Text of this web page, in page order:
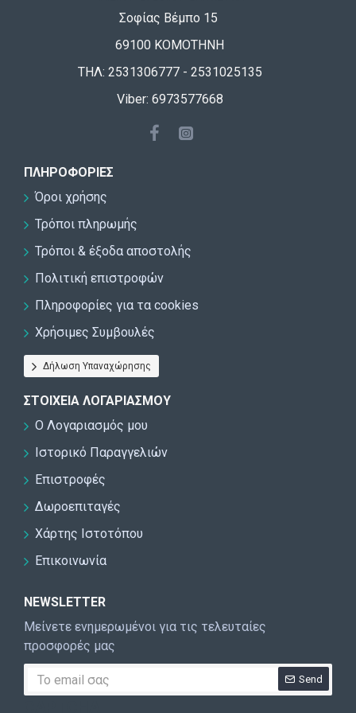
Σοφίας Βέμπο 15
69100 ΚΟΜΟΤΗΝΗ
ΤΗΛ: 2531306777 - 2531025135
Viber: 6973577668
ΠΛΗΡΟΦΟΡΊΕΣ
Όροι χρήσης
Τρόποι πληρωμής
Τρόποι & έξοδα αποστολής
Πολιτική επιστροφών
Πληροφορίες για τα cookies
Χρήσιμες Συμβουλές
Δήλωση Υπαναχώρησης
ΣΤΟΙΧΕΊΑ ΛΟΓΑΡΙΑΣΜΟΎ
Ο Λογαριασμός μου
Ιστορικό Παραγγελιών
Επιστροφές
Δωροεπιταγές
Χάρτης Ιστοτόπου
Επικοινωνία
NEWSLETTER
Μείνετε ενημερωμένοι για τις τελευταίες
προσφορές μας
Send